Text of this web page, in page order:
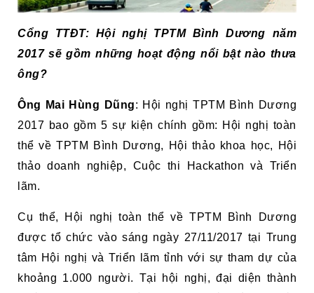
Cổng TTĐT: Hội nghị TPTM Bình Dương năm
2017 sẽ gồm những hoạt động nổi bật nào thưa
ông?
Ông Mai Hùng Dũng: Hội nghị TPTM Bình Dương
2017 bao gồm 5 sự kiện chính gồm: Hội nghị toàn
thể về TPTM Bình Dương, Hội thảo khoa học, Hội
thảo doanh nghiệp, Cuộc thi Hackathon và Triển
lãm.
Cụ thể, Hội nghị toàn thể về TPTM Bình Dương
được tổ chức vào sáng ngày 27/11/2017 tại Trung
tâm Hội nghị và Triển lãm tỉnh với sự tham dự của
khoảng 1.000 người. Tại hội nghị, đại diện thành